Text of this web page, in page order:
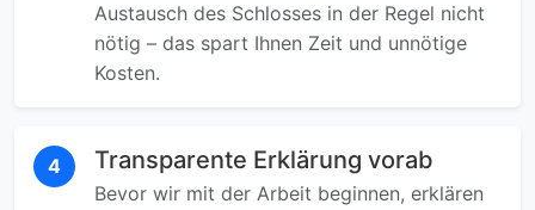
Austausch des Schlosses in der Regel nicht
nötig – das spart Ihnen Zeit und unnötige
Kosten.
4 Transparente Erklärung vorab
Bevor wir mit der Arbeit beginnen, erklären